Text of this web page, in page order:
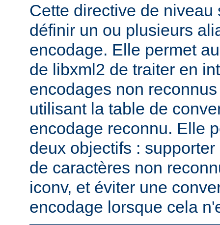
Cette directive de niveau
définir un ou plusieurs
encodage. Elle permet
de libxml2 de traiter en
encodages non
utilisant la table de
encodage reconnu. Elle
deux objectifs :
de caractères non
iconv, et éviter une
encodage lorsque cela